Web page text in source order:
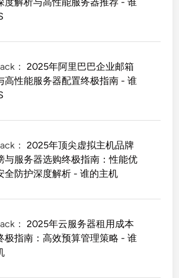
：2025年阿里巴巴企业邮箱
高性能服务器配置终极指南 - 谁
：2025年顶尖虚拟主机品牌
与服务器选购终极指南：性能优
全防护深度解析 - 谁的主机
：2025年云服务器租用成本
极指南：高效预算管理策略 - 谁